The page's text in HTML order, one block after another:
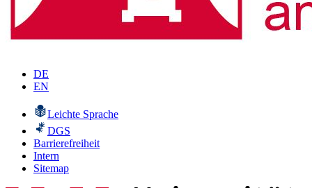
DE
EN
Leichte Sprache
DGS
Barrierefreiheit
Intern
Sitemap